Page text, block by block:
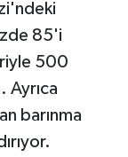
85'i
500
Ayrıca
barınma